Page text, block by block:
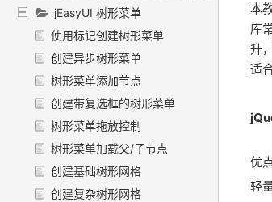
jEasyUI 树形菜单
使用标记创建树形菜单
创建异步树形菜单
树形菜单添加节点
创建带复选框的树形菜单
树形菜单拖放控制
树形菜单加载父/子节点
创建基础树形网格
创建复杂树形网格
本
库
升
适
优点
轻